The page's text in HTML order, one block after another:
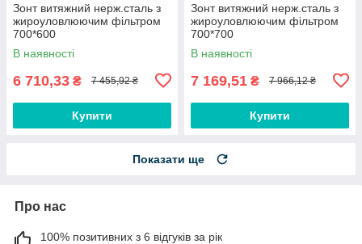
Зонт витяжний нерж.сталь з
жироуловлюючим фільтром
700*600
В наявності
6 710,33 ₴ 7 455,92 ₴
Купити
Зонт витяжний нерж.сталь з
жироуловлюючим фільтром
700*700
В наявності
7 169,51 ₴ 7 966,12 ₴
Купити
Показати ще
Про нас
100% позитивних з 6 відгуків за рік